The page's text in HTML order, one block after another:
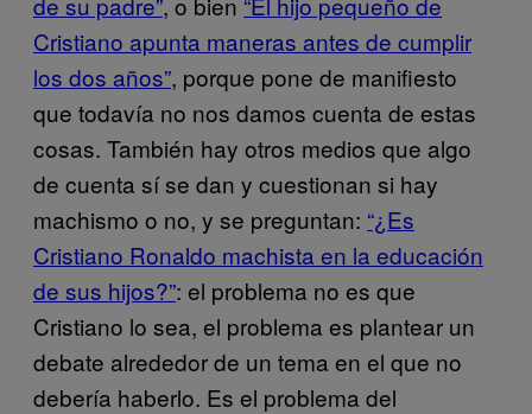
Cristiano apunta maneras antes de cumplir
los dos años”, porque pone de manifiesto
que todavía no nos damos cuenta de estas
cosas. También hay otros medios que algo
de cuenta sí se dan y cuestionan si hay
machismo o no, y se preguntan: “¿Es
Cristiano Ronaldo machista en la educación
de sus hijos?”: el problema no es que
Cristiano lo sea, el problema es plantear un
debate alrededor de un tema en el que no
debería haberlo. Es el problema del